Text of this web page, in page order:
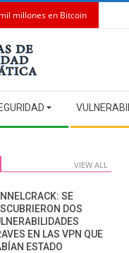
millones en Bitcoin
VIEW ALL
SE
DOS
EN LAS VPN QUE
ESTADO